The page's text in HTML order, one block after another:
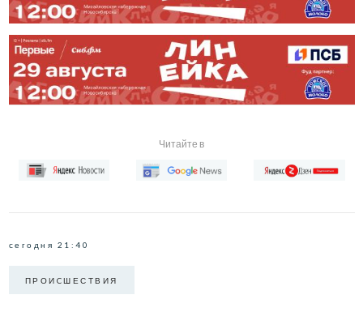
Читайте в
сегодня 21:40
ПРОИCШЕСТВИЯ